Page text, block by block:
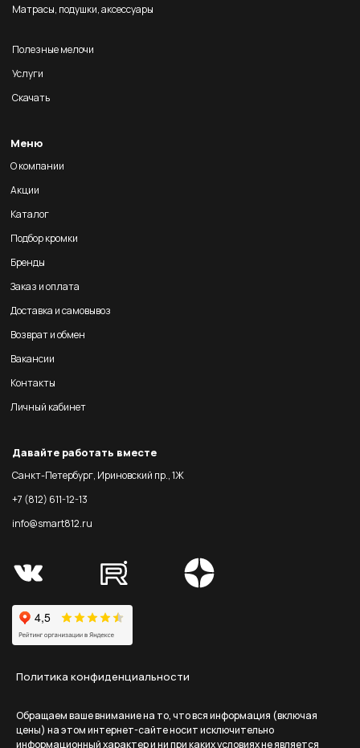
Матрасы, подушки, аксессуары
Полезные мелочи
Услуги
Скачать
Меню
О компании
Акции
Каталог
Подбор кромки
Бренды
Заказ и оплата
Доставка и самовывоз
Возврат и обмен
Вакансии
Контакты
Личный кабинет
Давайте работать вместе
Санкт-Петербург, Ириновский пр., 1Ж
+7 (812) 611-12-13
info@smart812.ru
Политика конфиденциальности
Обращаем ваше внимание на то, что вся информация (включая
цены) на этом интернет-сайте носит исключительно
информационный характер и ни при каких условиях не является